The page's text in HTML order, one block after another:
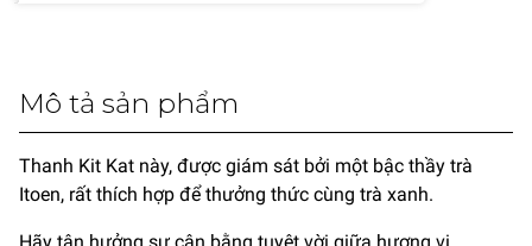
Mô tả sản phẩm
Thanh Kit Kat này, được giám sát bởi một bậc thầy trà
Itoen, rất thích hợp để thưởng thức cùng trà xanh.